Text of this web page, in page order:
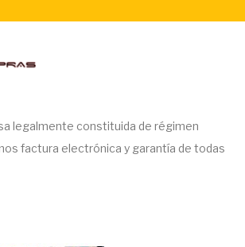
legalmente constituida de régimen
factura electrónica y garantía de todas